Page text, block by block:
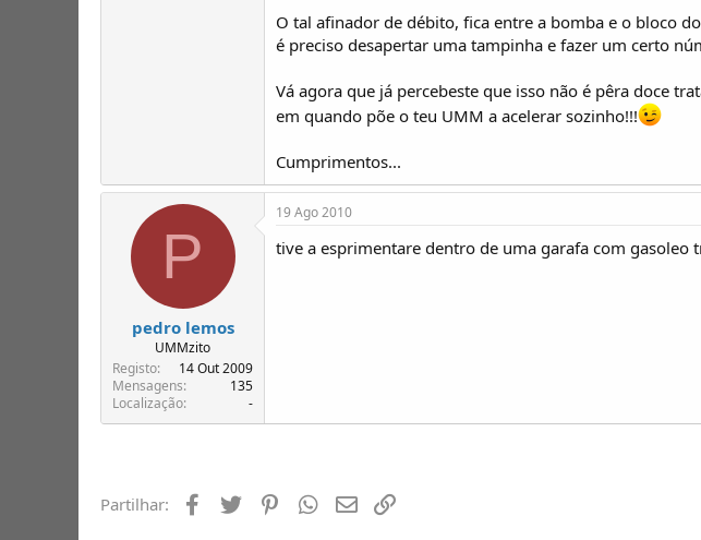
O tal afinador de débito, fica entre a bomba e o bloco
é preciso desapertar uma tampinha e fazer um certo
Vá agora que já percebeste que isso não é pêra doce
em quando põe o teu UMM a acelerar sozinho!!!
Cumprimentos...
P
pedro lemos
UMMzito
Registo
14 Out 2009
Mensagens
135
Localização
-
19 Ago 2010
tive a esprimentare dentro de uma garafa com gasoleo
Partilhar: Facebook
Twitter PinterestWhatsapp
Email